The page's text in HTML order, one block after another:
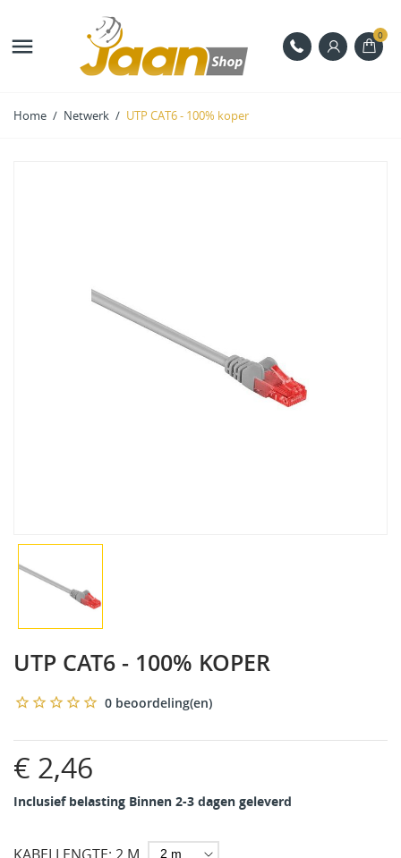
 0
Home Netwerk UTP CAT6 - 100% koper
UTP CAT6 - 100% KOPER
0 beoordeling(en)
€ 2,46
Inclusief belasting Binnen 2-3 dagen geleverd
KABELLENGTE: 2 M